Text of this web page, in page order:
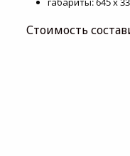
Стоимость